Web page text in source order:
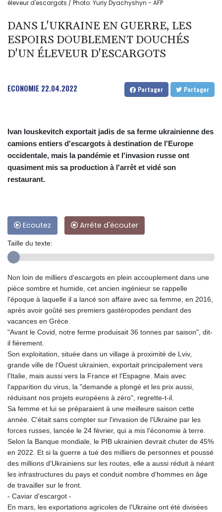
éleveur d'escargots / Photo: Yuriy Dyachyshyn - AFP
DANS L'UKRAINE EN GUERRE, LES
ESPOIRS DOUBLEMENT DOUCHÉS
D'UN ÉLEVEUR D'ESCARGOTS
ECONOMIE 22.04.2022 Partager Partager
Ivan Iouskevitch exportait jadis de sa ferme ukrainienne des
camions entiers d'escargots à destination de l'Europe
occidentale, mais la pandémie et l'invasion russe ont
quasiment mis sa production à l'arrêt et vidé son
restaurant.
Ecoutez Arrête d'écouter
Taille du texte:
Non loin de milliers d'escargots en plein accouplement dans une
pièce sombre et humide, cet ancien ingénieur se rappelle
l'époque à laquelle il a lancé son affaire avec sa femme, en 2016,
après avoir goûté ses premiers gastéropodes pendant des
vacances en Grèce.
"Avant le Covid, notre ferme produisait 36 tonnes par saison", dit-
il fièrement.
Son exploitation, située dans un village à proximité de Lviv,
grande ville de l'Ouest ukrainien, exportait principalement vers
l'Italie, mais aussi vers la France et l'Espagne. Mais avec
l'apparition du virus, la "demande a plongé et les prix aussi,
réduisant nos projets européens à zéro", regrette-t-il.
Sa femme et lui se préparaient à une meilleure saison cette
année. C'était sans compter sur l'invasion de l'Ukraine par les
forces russes, lancée le 24 février, qui a mis l'économie à terre.
Selon la Banque mondiale, le PIB ukrainien devrait chuter de 45%
en 2022. Et si la guerre a tué des milliers de personnes et poussé
des millions d'Ukrainiens sur les routes, elle a aussi réduit à néant
les infrastructures du pays et conduit nombre d'hommes en âge
de travailler sur le front.
- Caviar d'escargot -
En mars, les exportations agricoles de l'Ukraine ont été divisées